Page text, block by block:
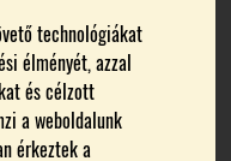
technológiákat
élményét, azzal
és célzott
a weboldalunk
érkeztek a
11:
&